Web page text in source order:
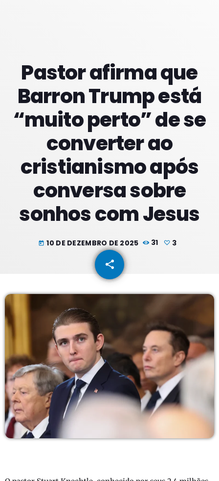
Pastor afirma que
Barron Trump está
“muito perto” de se
converter ao
cristianismo após
conversa sobre
sonhos com Jesus
today 10 DE DEZEMBRO DE 2025 31 3
share
email